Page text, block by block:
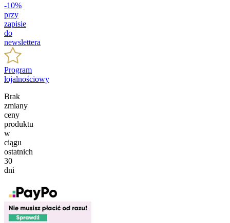
-10%
przy
zapisie
do
newslettera
Program
lojalnościowy
Brak
zmiany
ceny
produktu
w
ciągu
ostatnich
30
dni